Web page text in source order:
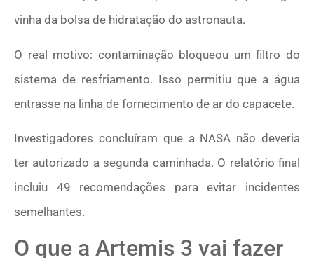
vinha da bolsa de hidratação do astronauta.
O real motivo: contaminação bloqueou um filtro do
sistema de resfriamento. Isso permitiu que a água
entrasse na linha de fornecimento de ar do capacete.
Investigadores concluíram que a NASA não deveria
ter autorizado a segunda caminhada. O relatório final
incluiu 49 recomendações para evitar incidentes
semelhantes.
O que a Artemis 3 vai fazer